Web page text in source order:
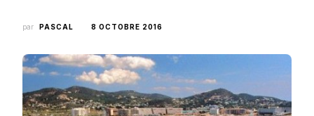
par PASCAL 8 OCTOBRE 2016